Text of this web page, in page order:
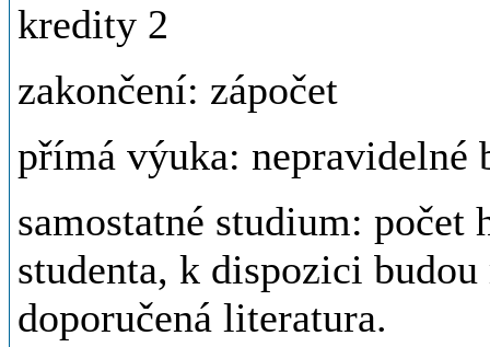
kredity 2
zakončení: zápočet
přímá výuka: nepravidelné
samostatné studium:
studenta, k dispozici
doporučená literatura.